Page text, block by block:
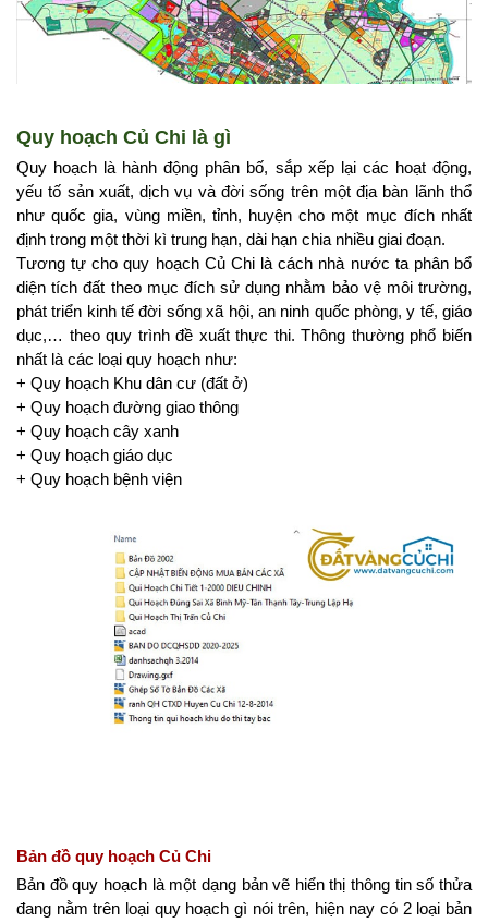
Quy hoạch Củ Chi là gì
Quy hoạch là hành động phân bố, sắp xếp lại các hoạt động,
yếu tố sản xuất, dịch vụ và đời sống trên một địa bàn lãnh thổ
như quốc gia, vùng miền, tỉnh, huyện cho một mục đích nhất
định trong một thời kì trung hạn, dài hạn chia nhiều giai đoạn.
Tương tự cho quy hoạch Củ Chi là cách nhà nước ta phân bổ
diện tích đất theo mục đích sử dụng nhằm bảo vệ môi trường,
phát triển kinh tế đời sống xã hội, an ninh quốc phòng, y tế, giáo
dục,… theo quy trình đề xuất thực thi. Thông thường phổ biến
nhất là các loại quy hoạch như:
+ Quy hoạch Khu dân cư (đất ở)
+ Quy hoạch đường giao thông
+ Quy hoạch cây xanh
+ Quy hoạch giáo dục
+ Quy hoạch bệnh viện
Bản đồ quy hoạch Củ Chi
Bản đồ quy hoạch là một dạng bản vẽ hiển thị thông tin số thửa
đang nằm trên loại quy hoạch gì nói trên, hiện nay có 2 loại bản